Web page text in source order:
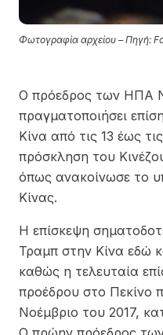
Φωτογραφία αρχείου – Πηγή:
Ο πρόεδρος των ΗΠΑ
πραγματοποιήσει
Κίνα από τις 13 έως
πρόσκληση του
όπως ανακοίνωσε το
Κίνας.
Η επίσκεψη
Τραμπ στην Κίνα εδώ
καθώς η τελευταία
προέδρου στο Πεκίνο
Νοέμβριο του 2017,